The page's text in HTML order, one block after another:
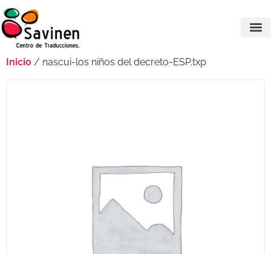
Inicio / nascui-los niños del decreto-ESP.txp